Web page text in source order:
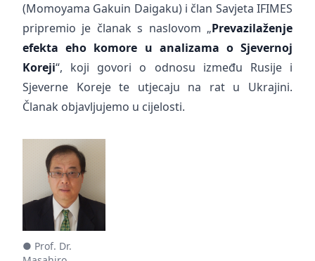
(Momoyama Gakuin Daigaku) i član Savjeta IFIMES
pripremio je članak s naslovom „Prevazilaženje
efekta eho komore u analizama o Sjevernoj
Koreji“, koji govori o odnosu između Rusije i
Sjeverne Koreje te utjecaju na rat u Ukrajini.
Članak objavljujemo u cijelosti.
● Prof. Dr.